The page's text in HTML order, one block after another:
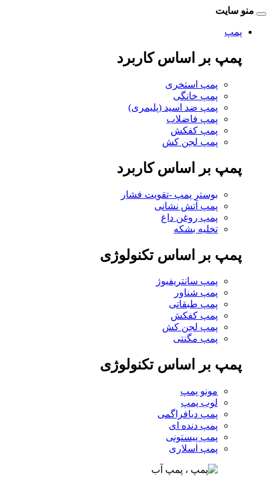
منو سایت
پمپ
پمپ بر اساس کاربرد
پمپ استخری
پمپ خانگی
پمپ ضد اسید (پلیمری)
پمپ فاضلاب
پمپ کفکش
پمپ لجن کش
پمپ بر اساس کاربرد
بوستر پمپ -تقویت فشار
پمپ آتش نشانی
پمپ روغن داغ
تخلیه بشکه
پمپ بر اساس تکنولوژی
پمپ سانتریفیوژ
پمپ شناور
پمپ طبقاتی
پمپ کفکش
پمپ لجن کش
پمپ مگنتی
پمپ بر اساس تکنولوژی
مونو پمپ
لوب پمپ
پمپ دیافراگمی
پمپ دنده ای
پمپ پیستونی
پمپ اسلاری